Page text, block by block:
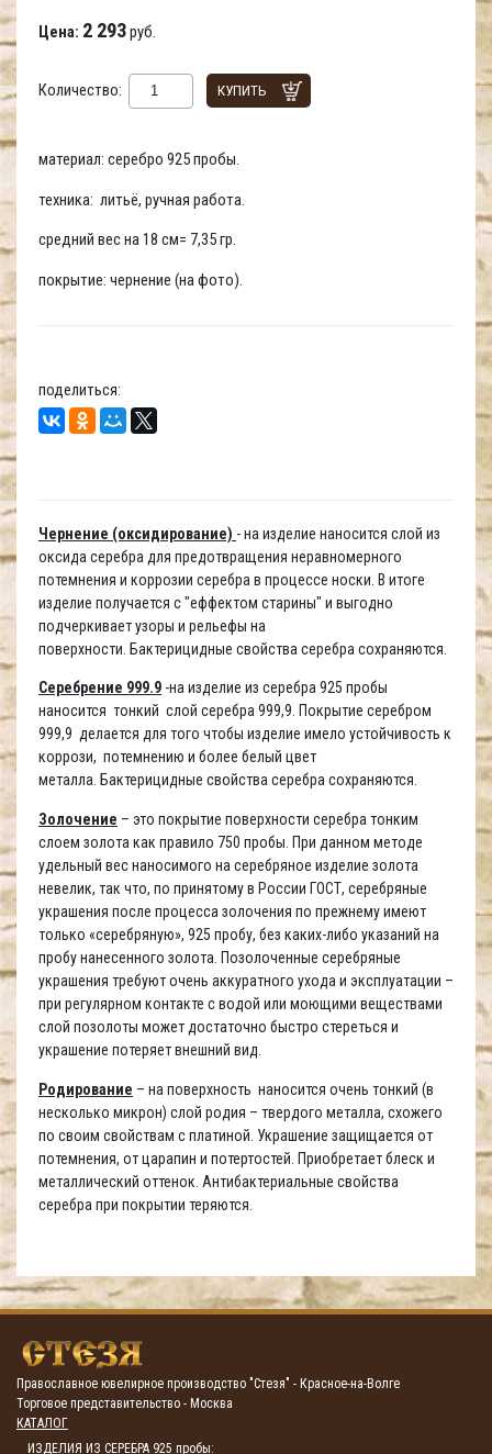
Цена: 2 293руб.
Количество: КУПИТЬ
материал: серебро 925 пробы.
техника: литьё, ручная работа.
средний вес на 18 см= 7,35 гр.
покрытие: чернение (на фото).
поделиться:
Чернение (оксидирование) - на изделие наносится слой из
оксида серебра для предотвращения неравномерного
потемнения и коррозии серебра в процессе носки. В итоге
изделие получается с "еффектом старины" и выгодно
подчеркивает узоры и рельефы на
поверхности. Бактерицидные свойства серебра сохраняются.
Серебрение 999.9 -на изделие из серебра 925 пробы
наносится тонкий слой серебра 999,9. Покрытие серебром
999,9 делается для того чтобы изделие имело устойчивость к
коррози, потемнению и более белый цвет
металла. Бактерицидные свойства серебра сохраняются.
Золочение – это покрытие поверхности серебра тонким
слоем золота как правило 750 пробы. При данном методе
удельный вес наносимого на серебряное изделие золота
невелик, так что, по принятому в России ГОСТ, серебряные
украшения после процесса золочения по прежнему имеют
только «серебряную», 925 пробу, без каких-либо указаний на
пробу нанесенного золота. Позолоченные серебряные
украшения требуют очень аккуратного ухода и эксплуатации –
при регулярном контакте с водой или моющими веществами
слой позолоты может достаточно быстро стереться и
украшение потеряет внешний вид.
Родирование – на поверхность наносится очень тонкий (в
несколько микрон) слой родия – твердого металла, схожего
по своим свойствам с платиной. Украшение защищается от
потемнения, от царапин и потертостей. Приобретает блеск и
металлический оттенок. Антибактериальные свойства
серебра при покрытии теряются.
Православное ювелирное производство "Стезя" - Красное-на-Волге
Торговое представительство - Москва
КАТАЛОГ
ИЗДЕЛИЯ ИЗ СЕРЕБРА 925 пробы: